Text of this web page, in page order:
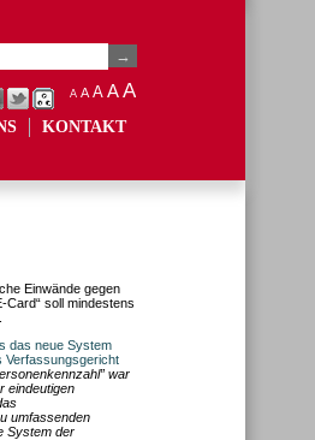
A A A AA
KONTAKT
Einwände gegen
Card“ soll mindestens
das neue System
Verfassungsgericht
war
eindeutigen
umfassenden
System der